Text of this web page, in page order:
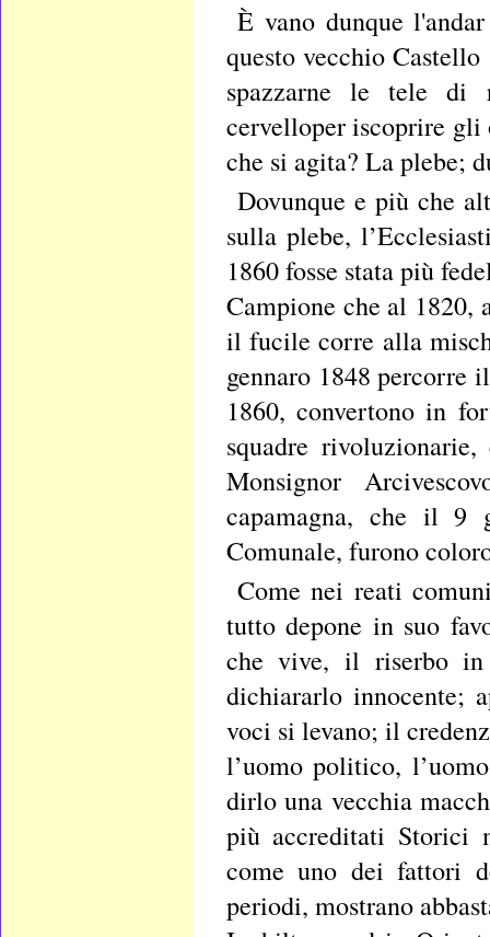
È vano dunque
questo vecchio
spazzarne le tele di
cervelloper iscoprire
che si agita? La plebe;
Dovunque e più che
sulla plebe,
1860 fosse stata più
Campione che al 1820,
il fucile corre alla
gennaro 1848 percorre
1860, convertono in
squadre
Monsignor
capamagna, che il 9
Comunale, furono
Come nei reati
tutto depone in suo
che vive, il riserbo
dichiararlo innocente;
voci si levano; il
l’uomo politico,
dirlo una vecchia
più accreditati Storici
come uno dei fattori
periodi, mostrano